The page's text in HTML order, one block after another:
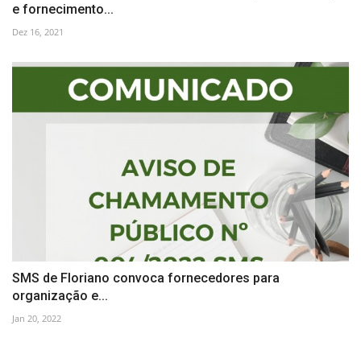
e fornecimento...
Dez 16, 2021
SMS de Floriano convoca fornecedores para
organização e...
Jan 20, 2022